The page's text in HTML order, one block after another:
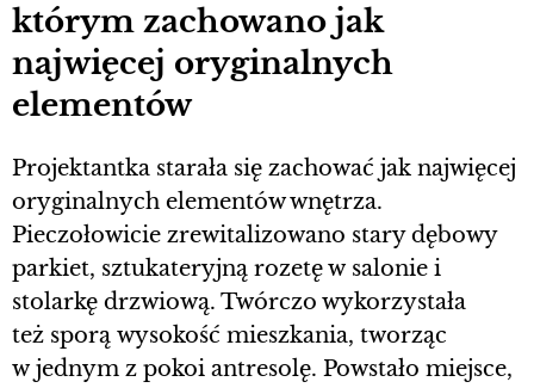
którym zachowano jak
najwięcej oryginalnych
elementów
Projektantka starała się zachować jak najwięcej
oryginalnych elementów wnętrza.
Pieczołowicie zrewitalizowano stary dębowy
parkiet, sztukateryjną rozetę w salonie i
stolarkę drzwiową. Twórczo wykorzystała
też sporą wysokość mieszkania, tworząc
w jednym z pokoi antresolę. Powstało miejsce,